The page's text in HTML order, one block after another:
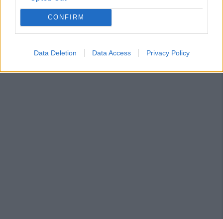
CONFIRM
Data Deletion Data Access Privacy Policy